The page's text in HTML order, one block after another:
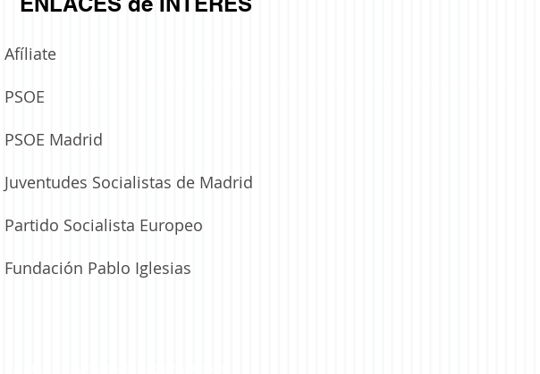
Afíliate
PSOE
PSOE Madrid
Juventudes Socialistas de Madrid
Partido Socialista Europeo
Fundación Pablo Iglesias